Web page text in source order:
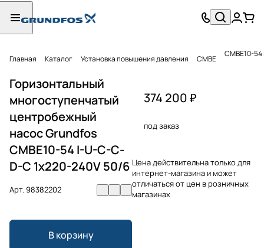
Главная Каталог Установка повышения давления CMBE CMBE10-
Горизонтальный
многоступенчатый
центробежный
насос Grundfos
CMBE10-54 I-U-C-C-
D-C 1x220-240V 50/6
Арт.98382202
В корзину
374 200 ₽
под заказ
Цена действительна только для
интернет-магазина и может
отличаться от цен в розничных
магазинах